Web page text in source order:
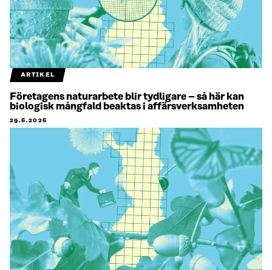
ARTIKEL
Företagens naturarbete blir tydligare – så här kan
biologisk mångfald beaktas i affärsverksamheten
29.6.2026